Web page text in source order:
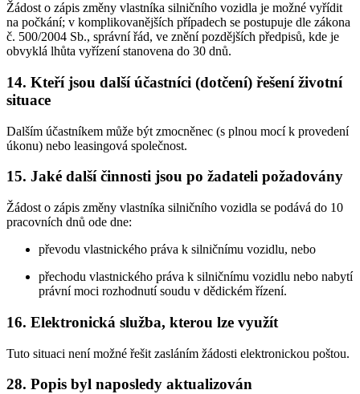
Žádost o zápis změny vlastníka silničního vozidla je možné vyřídit
na počkání; v komplikovanějších případech se postupuje dle zákona
č. 500/2004 Sb., správní řád, ve znění pozdějších předpisů, kde je
obvyklá lhůta vyřízení stanovena do 30 dnů.
14. Kteří jsou další účastníci (dotčení) řešení životní
situace
Dalším účastníkem může být zmocněnec (s plnou mocí k provedení
úkonu) nebo leasingová společnost.
15. Jaké další činnosti jsou po žadateli požadovány
Žádost o zápis změny vlastníka silničního vozidla se podává do 10
pracovních dnů ode dne:
převodu vlastnického práva k silničnímu vozidlu, nebo
přechodu vlastnického práva k silničnímu vozidlu nebo nabytí
právní moci rozhodnutí soudu v dědickém řízení.
16. Elektronická služba, kterou lze využít
Tuto situaci není možné řešit zasláním žádosti elektronickou poštou.
28. Popis byl naposledy aktualizován